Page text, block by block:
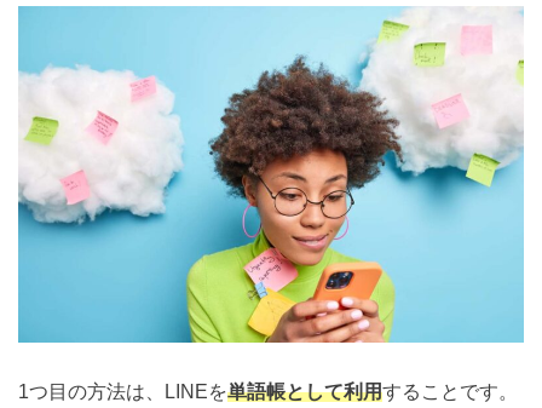
1つ目の方法は、LINEを単語帳として利用することです。